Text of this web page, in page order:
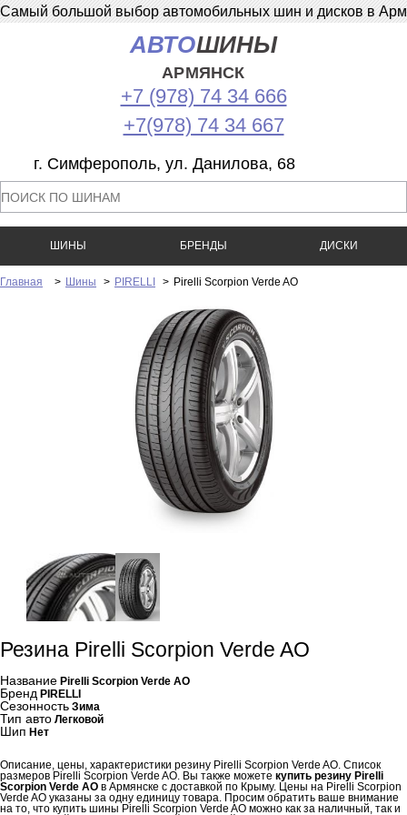
Самый большой выбор автомобильных шин и дисков в
АВТОШИНЫ
АРМЯНСК
+7 (978) 74 34 666
+7(978) 74 34 667
г. Симферополь, ул. Данилова, 68
ШИНЫ БРЕНДЫ ДИСКИ
Главная > Шины > PIRELLI > Pirelli Scorpion Verde AO
Резина Pirelli Scorpion Verde AO
Название Pirelli Scorpion Verde AO
Бренд PIRELLI
Сезонность Зима
Тип авто Легковой
Шип Нет
Описание, цены, характеристики резину Pirelli Scorpion Verde AO. Список
размеров Pirelli Scorpion Verde AO. Вы также можете купить резину Pirelli
Scorpion Verde AO в Армянске с доставкой по Крыму. Цены на Pirelli Scorpion
Verde AO указаны за одну единицу товара. Просим обратить ваше внимание
на то, что купить шины Pirelli Scorpion Verde AO можно как за наличный, так и